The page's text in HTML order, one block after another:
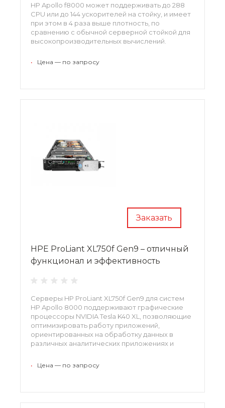
HP Apollo f8000 может поддерживать до 288
CPU или до 144 ускорителей на стойку, и имеет
при этом в 4 раза выше плотность, по
сравнению с обычной серверной стойкой для
высокопроизводительных вычислений.
• Цена — по запросу
Заказать
HPE ProLiant XL750f Gen9 – отличный
функционал и эффективность
Серверы HP ProLiant XL750f Gen9 для систем
HP Apollo 8000 поддерживают графические
процессоры NVIDIA Tesla K40 XL, позволяющие
оптимизировать работу приложений,
ориентированных на обработку данных в
различных аналитических приложениях и
• Цена — по запросу